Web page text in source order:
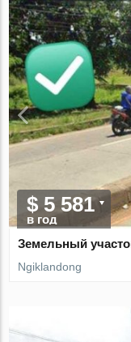
$ 5 581
в год
Земельный
Ngiklandong